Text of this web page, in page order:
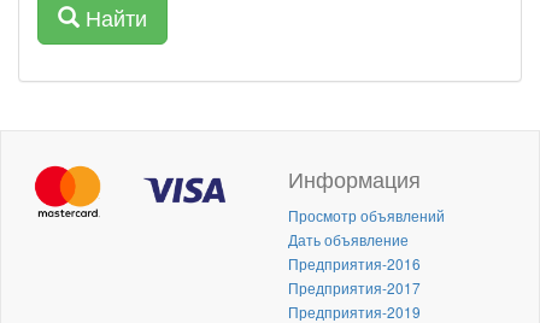
Найти
Информация
Просмотр объявлений
Дать объявление
Предприятия-2016
Предприятия-2017
Предприятия-2019